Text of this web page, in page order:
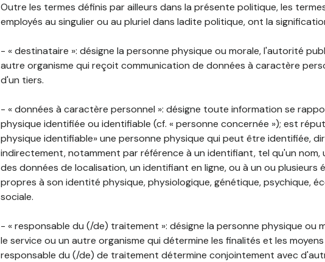
Outre les termes définis par ailleurs dans la présente politique, les
employés au singulier ou au pluriel dans ladite politique, ont la
- « destinataire »: désigne la personne physique ou morale, l'autorité
autre organisme qui reçoit communication de données à caractère
d'un tiers.
- « données à caractère personnel »: désigne toute information se
physique identifiée ou identifiable (cf. « personne concernée »); est
physique identifiable» une personne physique qui peut être identifiée,
indirectement, notamment par référence à un identifiant, tel qu'un nom,
des données de localisation, un identifiant en ligne, ou à un ou plusieurs
propres à son identité physique, physiologique, génétique, psychique,
sociale.
- « responsable du (/de) traitement »: désigne la personne physique ou
le service ou un autre organisme qui détermine les finalités et les
responsable du (/de) de traitement détermine conjointement avec